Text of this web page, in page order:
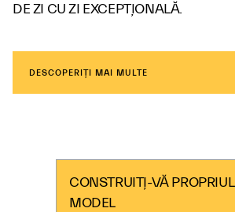
DE ZI CU ZI EXCEPȚIONALĂ.
DESCOPERIȚI MAI MULTE
CONSTRUIȚI-VĂ PROPRIUL
MODEL